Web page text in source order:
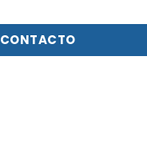
CONTACTO